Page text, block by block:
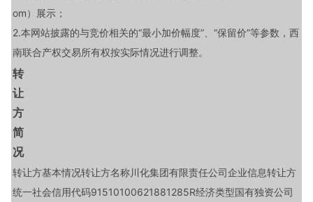
om）展示；
2.本网站披露的与竞价相关的“最小加价幅度”、“保留价”等参数，西
南联合产权交易所有权按实际情况进行调整。
转
让
方
简
况
转让方基本情况转让方名称川化集团有限责任公司企业信息转让方
统一社会信用代码91510100621881285R经济类型国有独资公司